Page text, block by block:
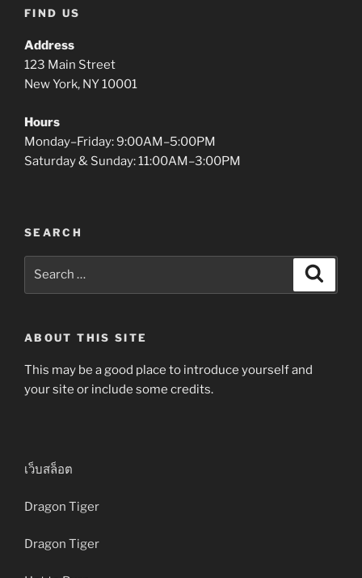
FIND US
Address
123 Main Street
New York, NY 10001
Hours
Monday–Friday: 9:00AM–5:00PM
Saturday & Sunday: 11:00AM–3:00PM
SEARCH
ABOUT THIS SITE
This may be a good place to introduce yourself and
your site or include some credits.
เว็บสล็อต
Dragon Tiger
Dragon Tiger